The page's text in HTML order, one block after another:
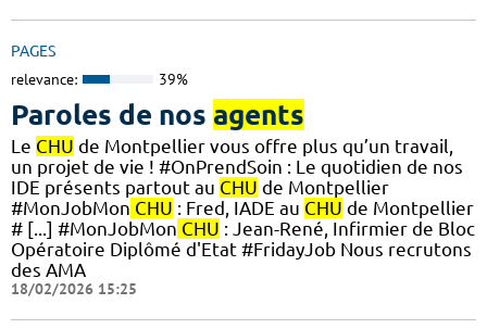
PAGES
relevance: 39%
Paroles de nos agents
Le CHU de Montpellier vous offre plus qu’un travail,
un projet de vie ! #OnPrendSoin : Le quotidien de nos
IDE présents partout au CHU de Montpellier
#MonJobMon CHU : Fred, IADE au CHU de Montpellier
# [...] #MonJobMon CHU : Jean-René, Infirmier de Bloc
Opératoire Diplômé d'Etat #FridayJob Nous recrutons
des AMA
18/02/2026 15:25